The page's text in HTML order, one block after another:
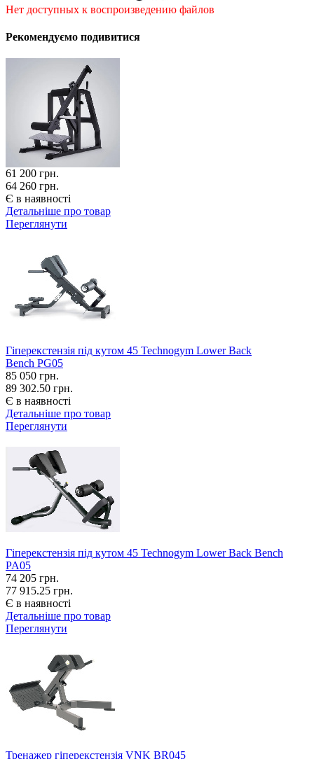
Нет доступных к воспроизведению файлов
Рекомендуємо подивитися
61 200 грн.
64 260 грн.
Є в наявності
Детальніше про товар
Переглянути
Гіперекстензія під кутом 45 Technogym Lower Back
Bench PG05
85 050 грн.
89 302.50 грн.
Є в наявності
Детальніше про товар
Переглянути
Гіперекстензія під кутом 45 Technogym Lower Back Bench
PA05
74 205 грн.
77 915.25 грн.
Є в наявності
Детальніше про товар
Переглянути
Тренажер гіперекстензія VNK BR045